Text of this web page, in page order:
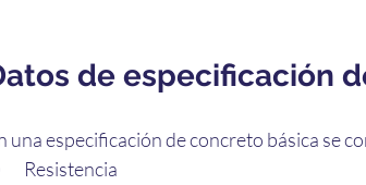
de especificación
una especificación de concreto básica se
Resistencia